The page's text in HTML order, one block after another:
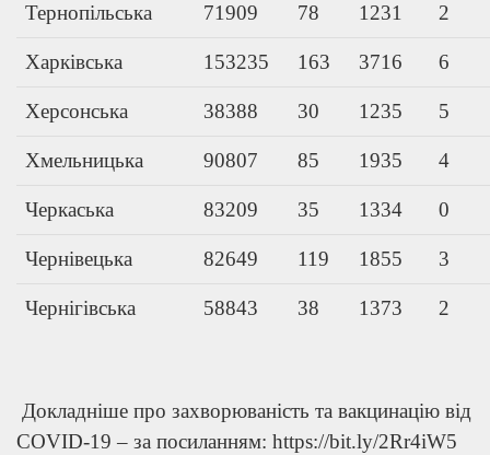
Тернопільська 71909 78 1231 2
Харківська 153235 163 3716 6
Херсонська 38388 30 1235 5
Хмельницька 90807 85 1935 4
Черкаська 83209 35 1334 0
Чернівецька 82649 119 1855 3
Чернігівська 58843 38 1373 2
Докладніше про захворюваність та вакцинацію від
COVID-19 – за посиланням: https://bit.ly/2Rr4iW5